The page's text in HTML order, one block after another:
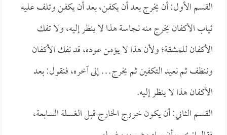
القسم الأول: أن يخرج بعد أن يكفن، بعد أن يكفن وتلف عليه
ثياب الأكفان يخرج منه نجاسة هذا لا ينظر إليه، ولا تفك
الأكفان للمشقة؛ ولأن هذا لا يؤمن عوده، قد نفك الأكفان
وننظف ثم نعيد التكفين ثم يخرج… إلى آخره، فنقول: بعد
الأكفان هذا لا ينظر إليه.
القسم الثاني: أن يكون خروج الخارج قبل الغسلة السابعة،